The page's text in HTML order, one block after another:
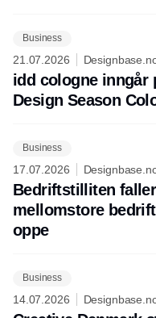
Business
21.07.2026
idd cologne inngår
Design Season
Business
17.07.2026
Bedriftstilliten
mellomstore
oppe
Business
14.07.2026